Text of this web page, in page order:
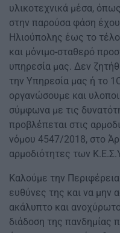
υλικοτεχνικά μέσα,
στην παρούσα φάση
Ηλιούπολης έως το
και μόνιμο-σταθερό
υπηρεσία μας. Δεν
την Υπηρεσία μας ή το
οργανώσουμε και
σύμφωνα με τις
προβλέπεται στις
νόμου 4547/2018, στο
αρμοδιότητες των
Καλούμε την
ευθύνες της και να μην
ακάλυπτο και
διάδοση της πανδημίας